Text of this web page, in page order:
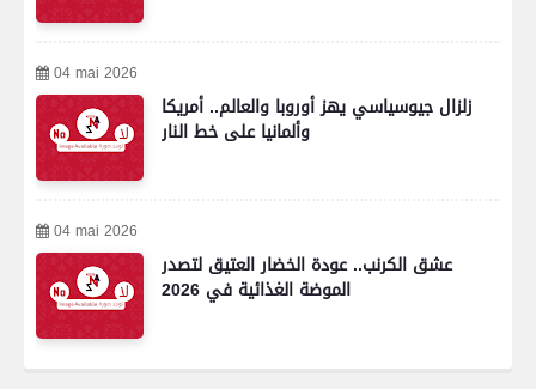
04 mai 2026
زلزال جيوسياسي يهز أوروبا والعالم.. أمريكا
وألمانيا على خط النار
04 mai 2026
عشق الكرنب.. عودة الخضار العتيق لتصدر
الموضة الغذائية في 2026